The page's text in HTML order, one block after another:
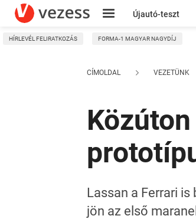
Újautó-teszt
Kresz
HÍRLEVÉL FELIRATKOZÁS FORMA-1 MAGYAR NAGYDÍJ
CÍMOLDAL VEZETÜNK
Lassan a Ferrari
jön az első